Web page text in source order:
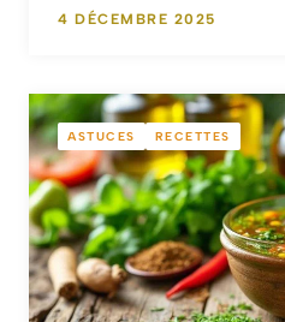
4 DÉCEMBRE 2025
ASTUCES RECETTES